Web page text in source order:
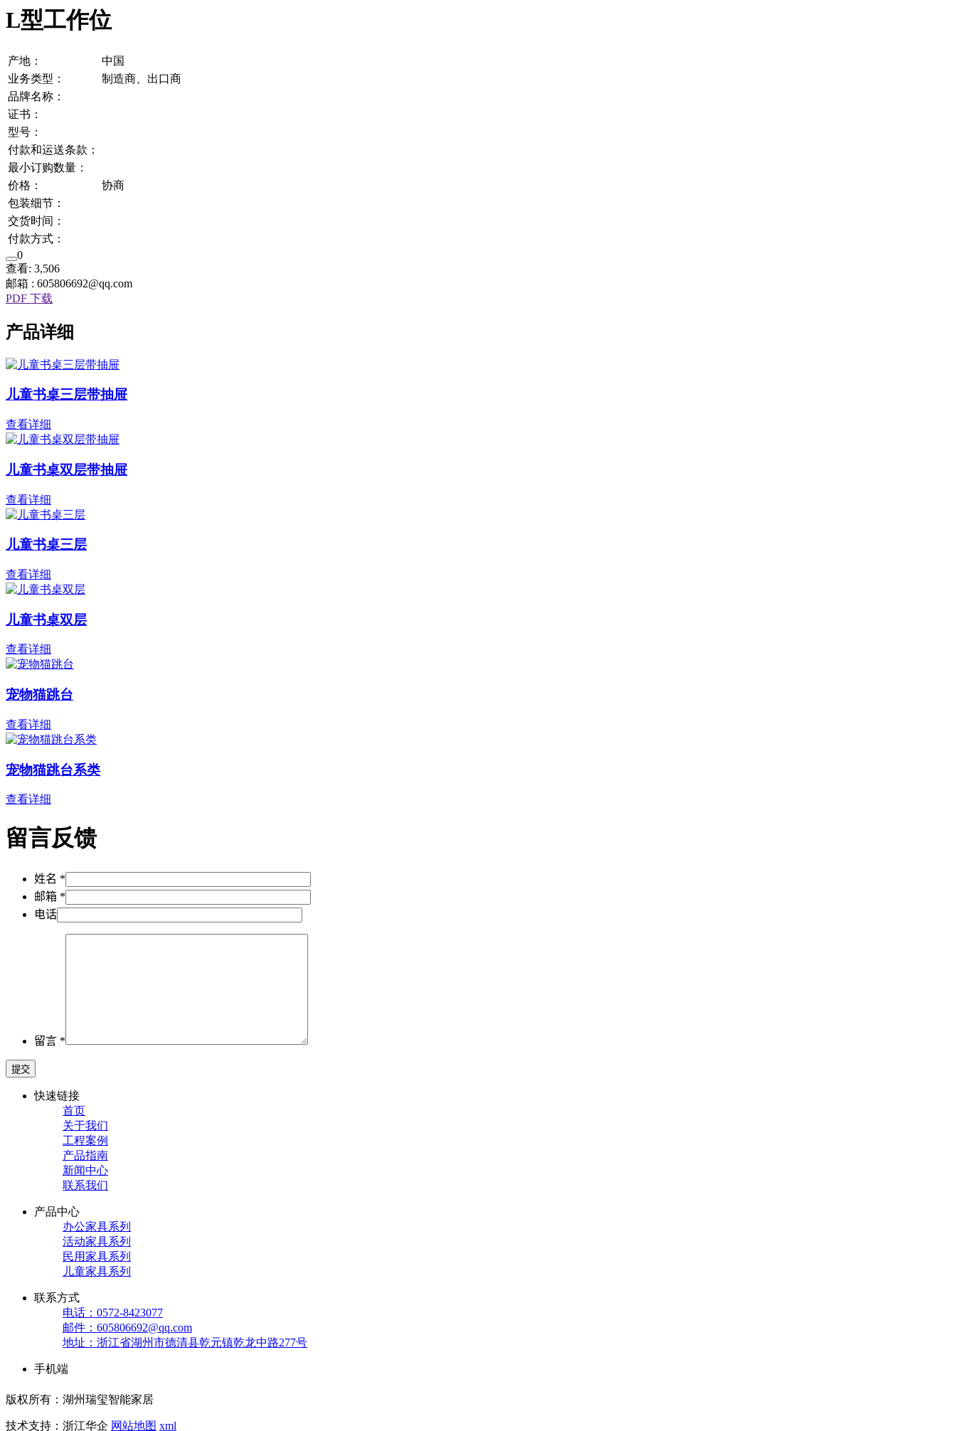
L型工作位
产地：
中国
业务类型：
制造商、出口商
品牌名称：
证书：
型号：
付款和运送条款：
最小订购数量：
价格：
协商
包装细节：
交货时间：
付款方式：
0
查看: 3,506
邮箱 : 605806692@qq.com
PDF 下载
产品详细
儿童书桌三层带抽屉
查看详细
儿童书桌双层带抽屉
查看详细
儿童书桌三层
查看详细
儿童书桌双层
查看详细
宠物猫跳台
查看详细
宠物猫跳台系类
查看详细
留言反馈
姓名 *
邮箱 *
电话
留言 *
快速链接
首页
关于我们
工程案例
产品指南
新闻中心
联系我们
产品中心
办公家具系列
活动家具系列
民用家具系列
儿童家具系列
联系方式
电话：0572-8423077
邮件：605806692@qq.com
地址：浙江省湖州市德清县乾元镇乾龙中路277号
手机端
版权所有：湖州瑞玺智能家居
技术支持：浙江华企 网站地图 xml